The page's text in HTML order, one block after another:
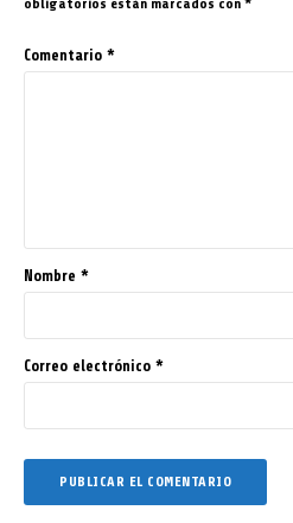
Comentario *
Nombre *
Correo electrónico *